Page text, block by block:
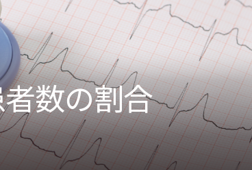
数の割合